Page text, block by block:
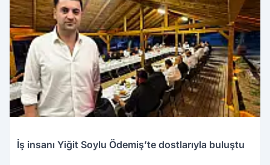
İş insanı Yiğit Soylu Ödemiş’te dostlarıyla buluştu